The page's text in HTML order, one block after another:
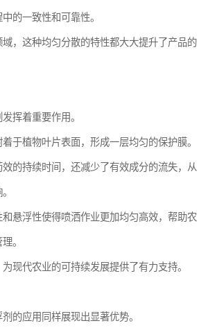
的一致性和可靠性。
，这种均匀分散的特性都大大提升了产品的
挥着重要作用。
于植物叶片表面，形成一层均匀的保护膜。
的持续时间，还减少了有效成分的流失，从
和悬浮性使得喷洒作业更加均匀高效，帮助农
。
现代农业的可持续发展提供了有力支持。
的应用同样展现出显著优势。